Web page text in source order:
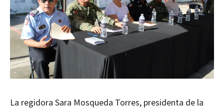
La regidora Sara Mosqueda Torres, presidenta de la